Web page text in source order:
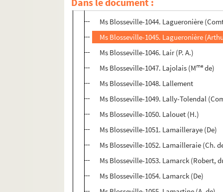
Ms Blosseville-1043. Lainé (Vicomte)
Ms Blosseville-1044. Lagueronière
Ms Blosseville-1045. Lagueronière
Ms Blosseville-1046. Lair (P. A.)
Ms Blosseville-1047. Lajolais (Mme de)
Ms Blosseville-1048. Lallement
Ms Blosseville-1049. Lally-Tolendal
Ms Blosseville-1050. Lalouet (H.)
Ms Blosseville-1051. Lamailleraye (De)
Ms Blosseville-1052. Lamailleraie (Ch.
Ms Blosseville-1053. Lamarck (Robert,
Ms Blosseville-1054. Lamarck (De)